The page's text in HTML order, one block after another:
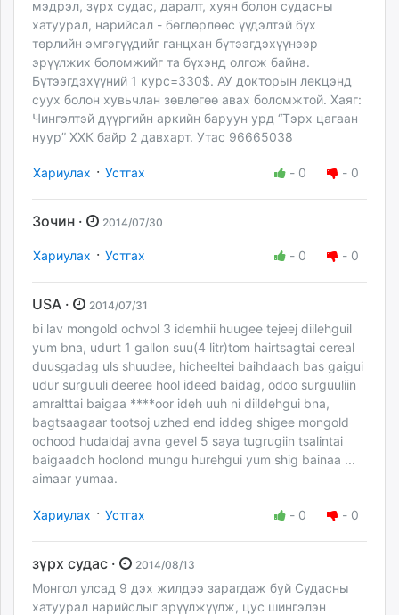
мэдрэл, зүрх судас, даралт, хуян болон судасны
хатуурал, нарийсал - бөглөрлөөс үүдэлтэй бүх
төрлийн эмгэгүүдийг ганцхан бүтээгдэхүүнээр
эрүүлжих боломжийг та бүхэнд олгож байна.
Бүтээгдэхүүний 1 курс=330$. АУ докторын лекцэнд
суух болон хувьчлан зөвлөгөө авах боломжтой. Хаяг:
Чингэлтэй дүүргийн аркийн баруун урд “Тэрх цагаан
нуур” ХХК байр 2 давхарт. Утас 96665038
Хариулах · Устгах - 0 - 0
Зочин · 2014/07/30
Хариулах · Устгах - 0 - 0
USA · 2014/07/31
bi lav mongold ochvol 3 idemhii huugee tejeej diilehguil
yum bna, udurt 1 gallon suu(4 litr)tom hairtsagtai cereal
duusgadag uls shuudee, hicheeltei baihdaach bas gaigui
udur surguuli deeree hool ideed baidag, odoo surguuliin
amralttai baigaa ****oor ideh uuh ni diildehgui bna,
bagtsaagaar tootsoj uzhed end iddeg shigee mongold
ochood hudaldaj avna gevel 5 saya tugrugiin tsalintai
baigaadch hoolond mungu hurehgui yum shig bainaa ...
aimaar yumaa.
Хариулах · Устгах - 0 - 0
зүрх судас · 2014/08/13
Монгол улсад 9 дэх жилдээ зарагдаж буй Судасны
хатуурал нарийслыг эрүүлжүүлж, цус шингэлэн